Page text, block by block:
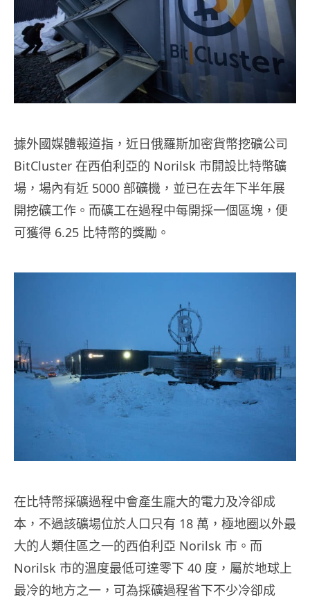
據外國媒體報道指，近日俄羅斯加密貨幣挖礦公司
BitCluster 在西伯利亞的 Norilsk 市開設比特幣礦
場，場內有近 5000 部礦機，並已在去年下半年展
開挖礦工作。而礦工在過程中每開採一個區塊，便
可獲得 6.25 比特幣的獎勵。
在比特幣採礦過程中會產生龐大的電力及冷卻成
本，不過該礦場位於人口只有 18 萬，極地圈以外最
大的人類住區之一的西伯利亞 Norilsk 市。而
Norilsk 市的溫度最低可達零下 40 度，屬於地球上
最冷的地方之一，可為採礦過程省下不少冷卻成